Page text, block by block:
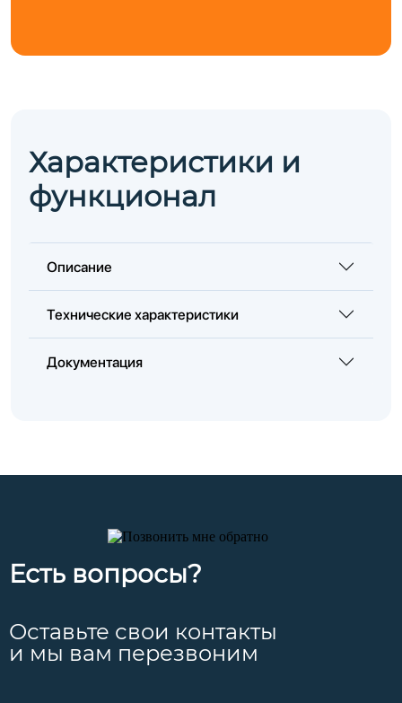
Характеристики и
функционал
Описание
Технические характеристики
Документация
Есть вопросы?
Оставьте свои контакты
и мы вам перезвоним